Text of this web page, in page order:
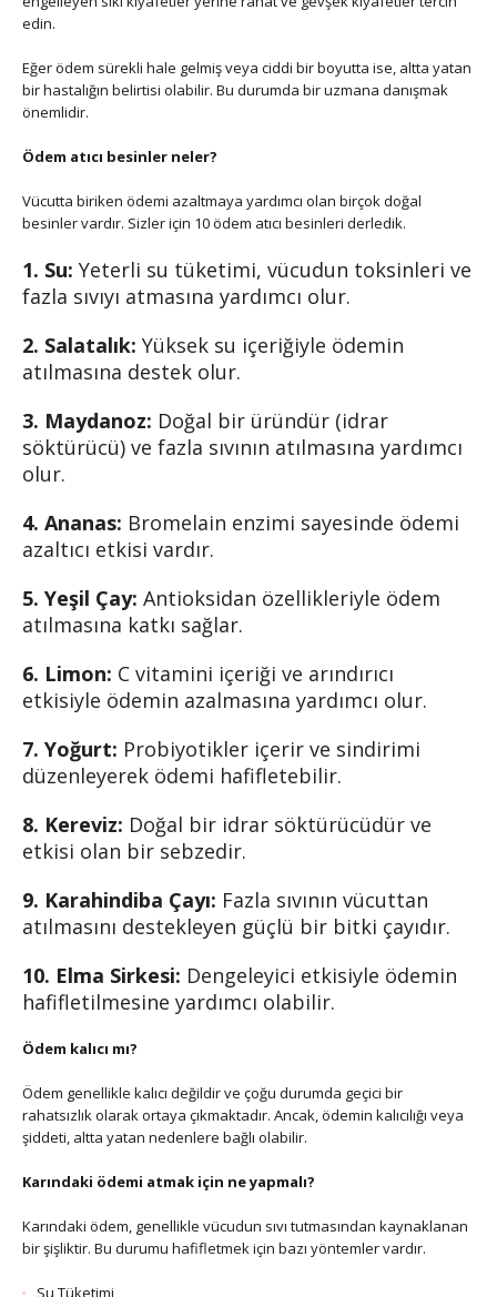
edin.
Eğer ödem sürekli hale gelmiş veya ciddi bir boyutta ise, altta yatan
bir hastalığın belirtisi olabilir. Bu durumda bir uzmana danışmak
önemlidir.
Ödem atıcı besinler neler?
Vücutta biriken ödemi azaltmaya yardımcı olan birçok doğal
besinler vardır. Sizler için 10 ödem atıcı besinleri derledik.
1. Su: Yeterli su tüketimi, vücudun toksinleri ve
fazla sıvıyı atmasına yardımcı olur.
2. Salatalık: Yüksek su içeriğiyle ödemin
atılmasına destek olur.
3. Maydanoz: Doğal bir üründür (idrar
söktürücü) ve fazla sıvının atılmasına yardımcı
olur.
4. Ananas: Bromelain enzimi sayesinde ödemi
azaltıcı etkisi vardır.
5. Yeşil Çay: Antioksidan özellikleriyle ödem
atılmasına katkı sağlar.
6. Limon: C vitamini içeriği ve arındırıcı
etkisiyle ödemin azalmasına yardımcı olur.
7. Yoğurt: Probiyotikler içerir ve sindirimi
düzenleyerek ödemi hafifletebilir.
8. Kereviz: Doğal bir idrar söktürücüdür ve
etkisi olan bir sebzedir.
9. Karahindiba Çayı: Fazla sıvının vücuttan
atılmasını destekleyen güçlü bir bitki çayıdır.
10. Elma Sirkesi: Dengeleyici etkisiyle ödemin
hafifletilmesine yardımcı olabilir.
Ödem kalıcı mı?
Ödem genellikle kalıcı değildir ve çoğu durumda geçici bir
rahatsızlık olarak ortaya çıkmaktadır. Ancak, ödemin kalıcılığı veya
şiddeti, altta yatan nedenlere bağlı olabilir.
Karındaki ödemi atmak için ne yapmalı?
Karındaki ödem, genellikle vücudun sıvı tutmasından kaynaklanan
bir şişliktir. Bu durumu hafifletmek için bazı yöntemler vardır.
Su Tüketimi